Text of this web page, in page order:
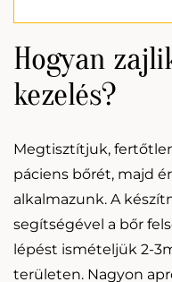
Hogyan
kezelés?
Megtisztítjuk,
páciens bőrét, majd
alkalmazunk. A
segítségével a bőr
lépést ismételjük 2-
területen. Nagyon